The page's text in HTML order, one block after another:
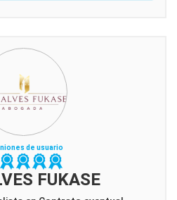
de usuario
FUKASE